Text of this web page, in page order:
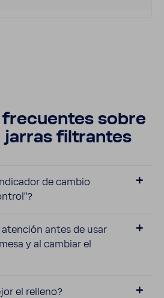
sobre
jarras filtrantes
de cambio
antes de usar
y al cambiar el
el relleno?